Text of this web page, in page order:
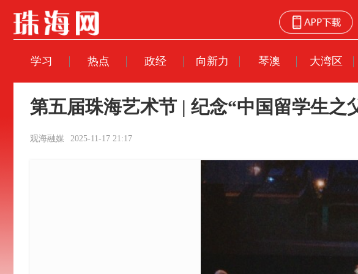
学习 热点 政经 向新力 琴澳 大湾区
第五届珠海艺术节 | 纪念“中国留学生
观海融媒 2025-11-17 21:17